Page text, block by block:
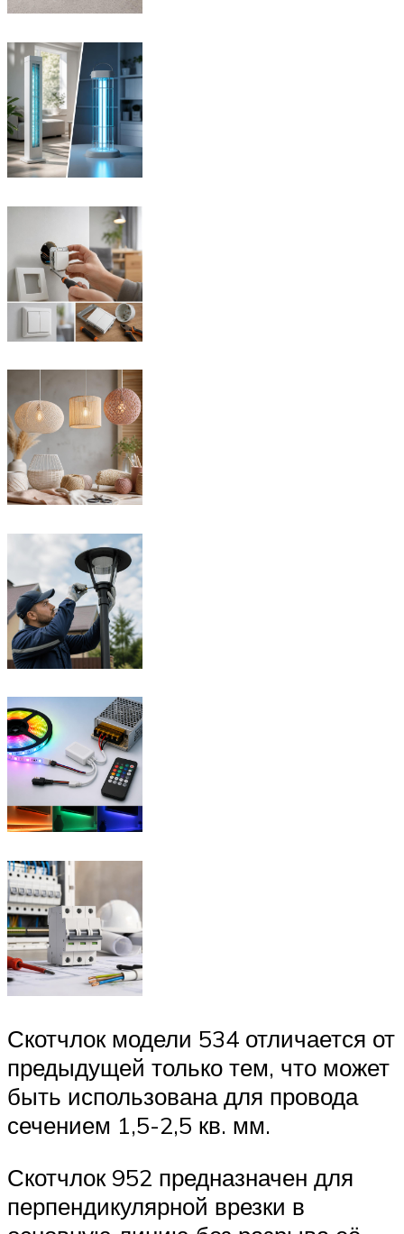
Скотчлок модели 534 отличается от
предыдущей только тем, что может
быть использована для провода
сечением 1,5-2,5 кв. мм.
Скотчлок 952 предназначен для
перпендикулярной врезки в